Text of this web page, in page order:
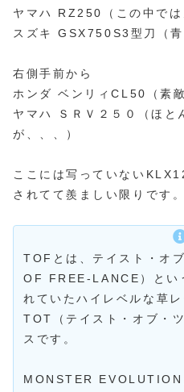
ヤマハ RZ250（この中では
スズキ GSX750S3型刀（青
右側手前から
ホンダ ベンリィCL50（素
ヤマハ ＳＲＶ２５０（ほと
が、、、）
ここには写っていない
されてて羨ましい限りです。
TOFとは、テイスト・オ
OF FREE-LANCE）とい
れていたハイレベルな草レ
TOT（テイスト・オブ・
スです。
MONSTER EVOLUTION